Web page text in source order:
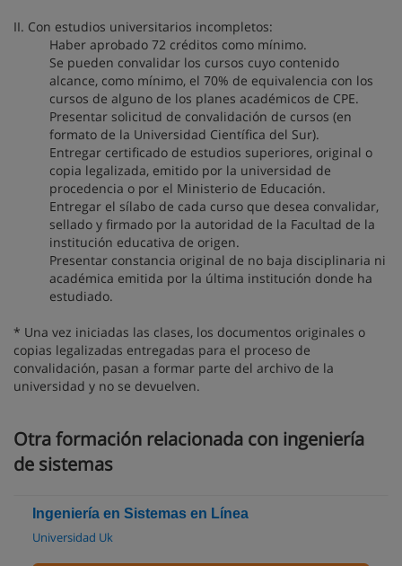
II. Con estudios universitarios incompletos:
Haber aprobado 72 créditos como mínimo.
Se pueden convalidar los cursos cuyo contenido
alcance, como mínimo, el 70% de equivalencia con los
cursos de alguno de los planes académicos de CPE.
Presentar solicitud de convalidación de cursos (en
formato de la Universidad Científica del Sur).
Entregar certificado de estudios superiores, original o
copia legalizada, emitido por la universidad de
procedencia o por el Ministerio de Educación.
Entregar el sílabo de cada curso que desea convalidar,
sellado y firmado por la autoridad de la Facultad de la
institución educativa de origen.
Presentar constancia original de no baja disciplinaria ni
académica emitida por la última institución donde ha
estudiado.
* Una vez iniciadas las clases, los documentos originales o
copias legalizadas entregadas para el proceso de
convalidación, pasan a formar parte del archivo de la
universidad y no se devuelven.
Otra formación relacionada con ingeniería
de sistemas
Ingeniería en Sistemas en Línea
Universidad Uk